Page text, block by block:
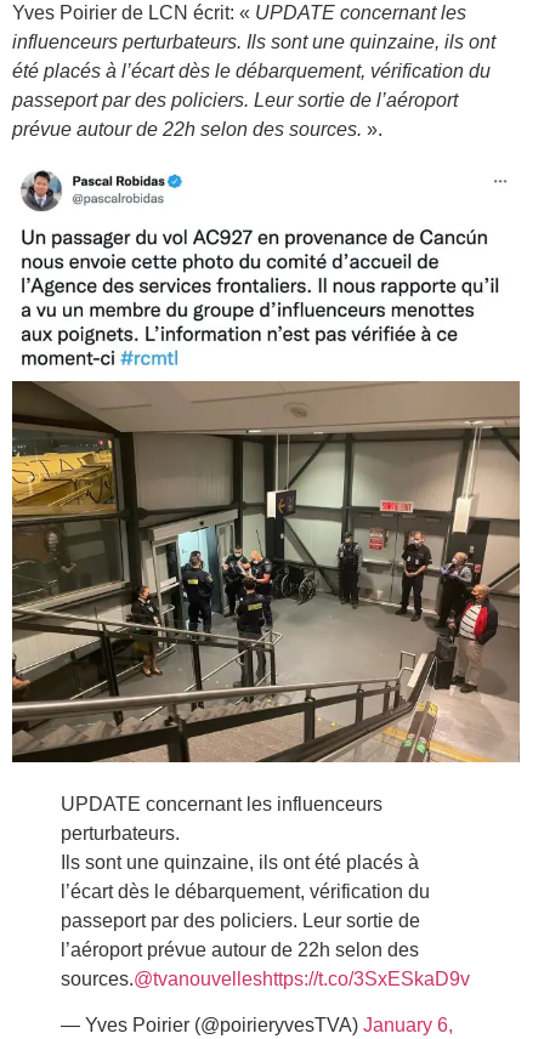
Yves Poirier de LCN écrit: « UPDATE concernant les
influenceurs perturbateurs. Ils sont une quinzaine, ils ont
été placés à l’écart dès le débarquement, vérification du
passeport par des policiers. Leur sortie de l’aéroport
prévue autour de 22h selon des sources. ».
UPDATE concernant les influenceurs
perturbateurs.
Ils sont une quinzaine, ils ont été placés à
l’écart dès le débarquement, vérification du
passeport par des policiers. Leur sortie de
l’aéroport prévue autour de 22h selon des
sources.@tvanouvelleshttps://t.co/3SxESkaD9v
— Yves Poirier (@poirieryvesTVA) January 6,